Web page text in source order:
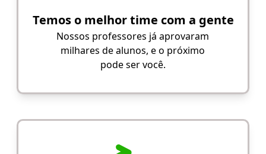
Temos o melhor time com a gente
Nossos professores já aprovaram
milhares de alunos, e o próximo
pode ser você.